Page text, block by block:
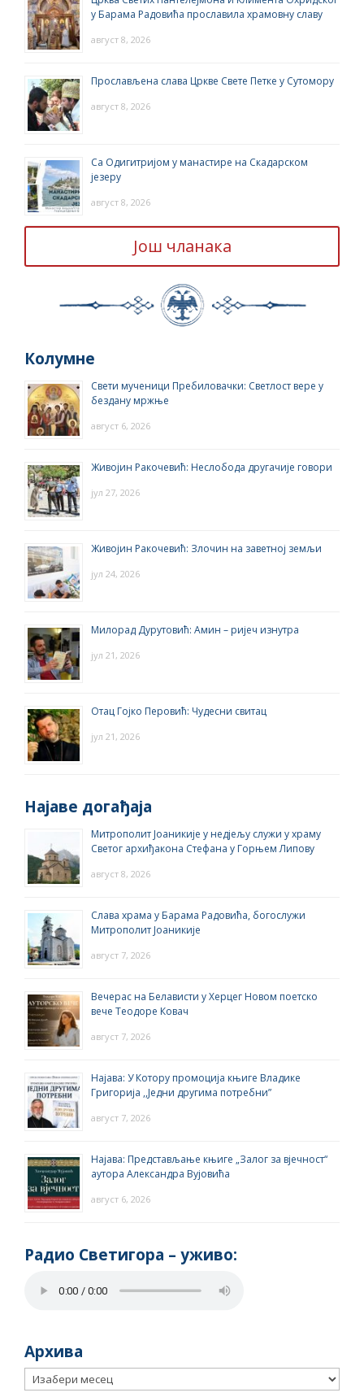
у Барама Радовића прославила храмовну славу
август 8, 2026
Прослављена слава Цркве Свете Петке у Сутомору
август 8, 2026
Са Одигитријом у манастире на Скадарском
језеру
август 8, 2026
Још чланака
Колумне
Свети мученици Пребиловачки: Светлост вере у
бездану мржње
август 6, 2026
Живојин Ракочевић: Неслобода другачије говори
јул 27, 2026
Живојин Ракочевић: Злочин на заветној земљи
јул 24, 2026
Милорад Дурутовић: Амин – ријеч изнутра
јул 21, 2026
Отац Гојко Перовић: Чудесни свитац
јул 21, 2026
Најаве догађаја
Митрополит Јоаникије у недјељу служи у храму
Светог архиђакона Стефана у Горњем Липову
август 8, 2026
Слава храма у Барама Радовића, богослужи
Митрополит Јоаникије
август 7, 2026
Вечерас на Белависти у Херцег Новом поетско
вече Теодоре Ковач
август 7, 2026
Најава: У Котору промоција књиге Владике
Григорија ,,Једни другима потребни”
август 7, 2026
Најава: Представљање књиге „Залог за вјечност“
аутора Александра Вујовића
август 6, 2026
Радио Светигора – yживо:
Архива
Архива